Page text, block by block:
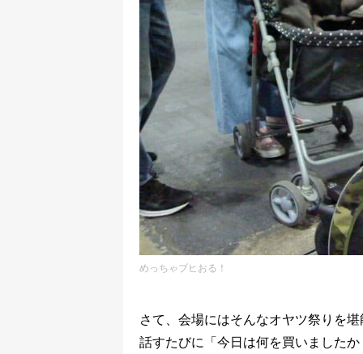
めっちゃブヒおる！
さて、会場にはそんなオヤツ祭りを
話すたびに「今日は何を買いました